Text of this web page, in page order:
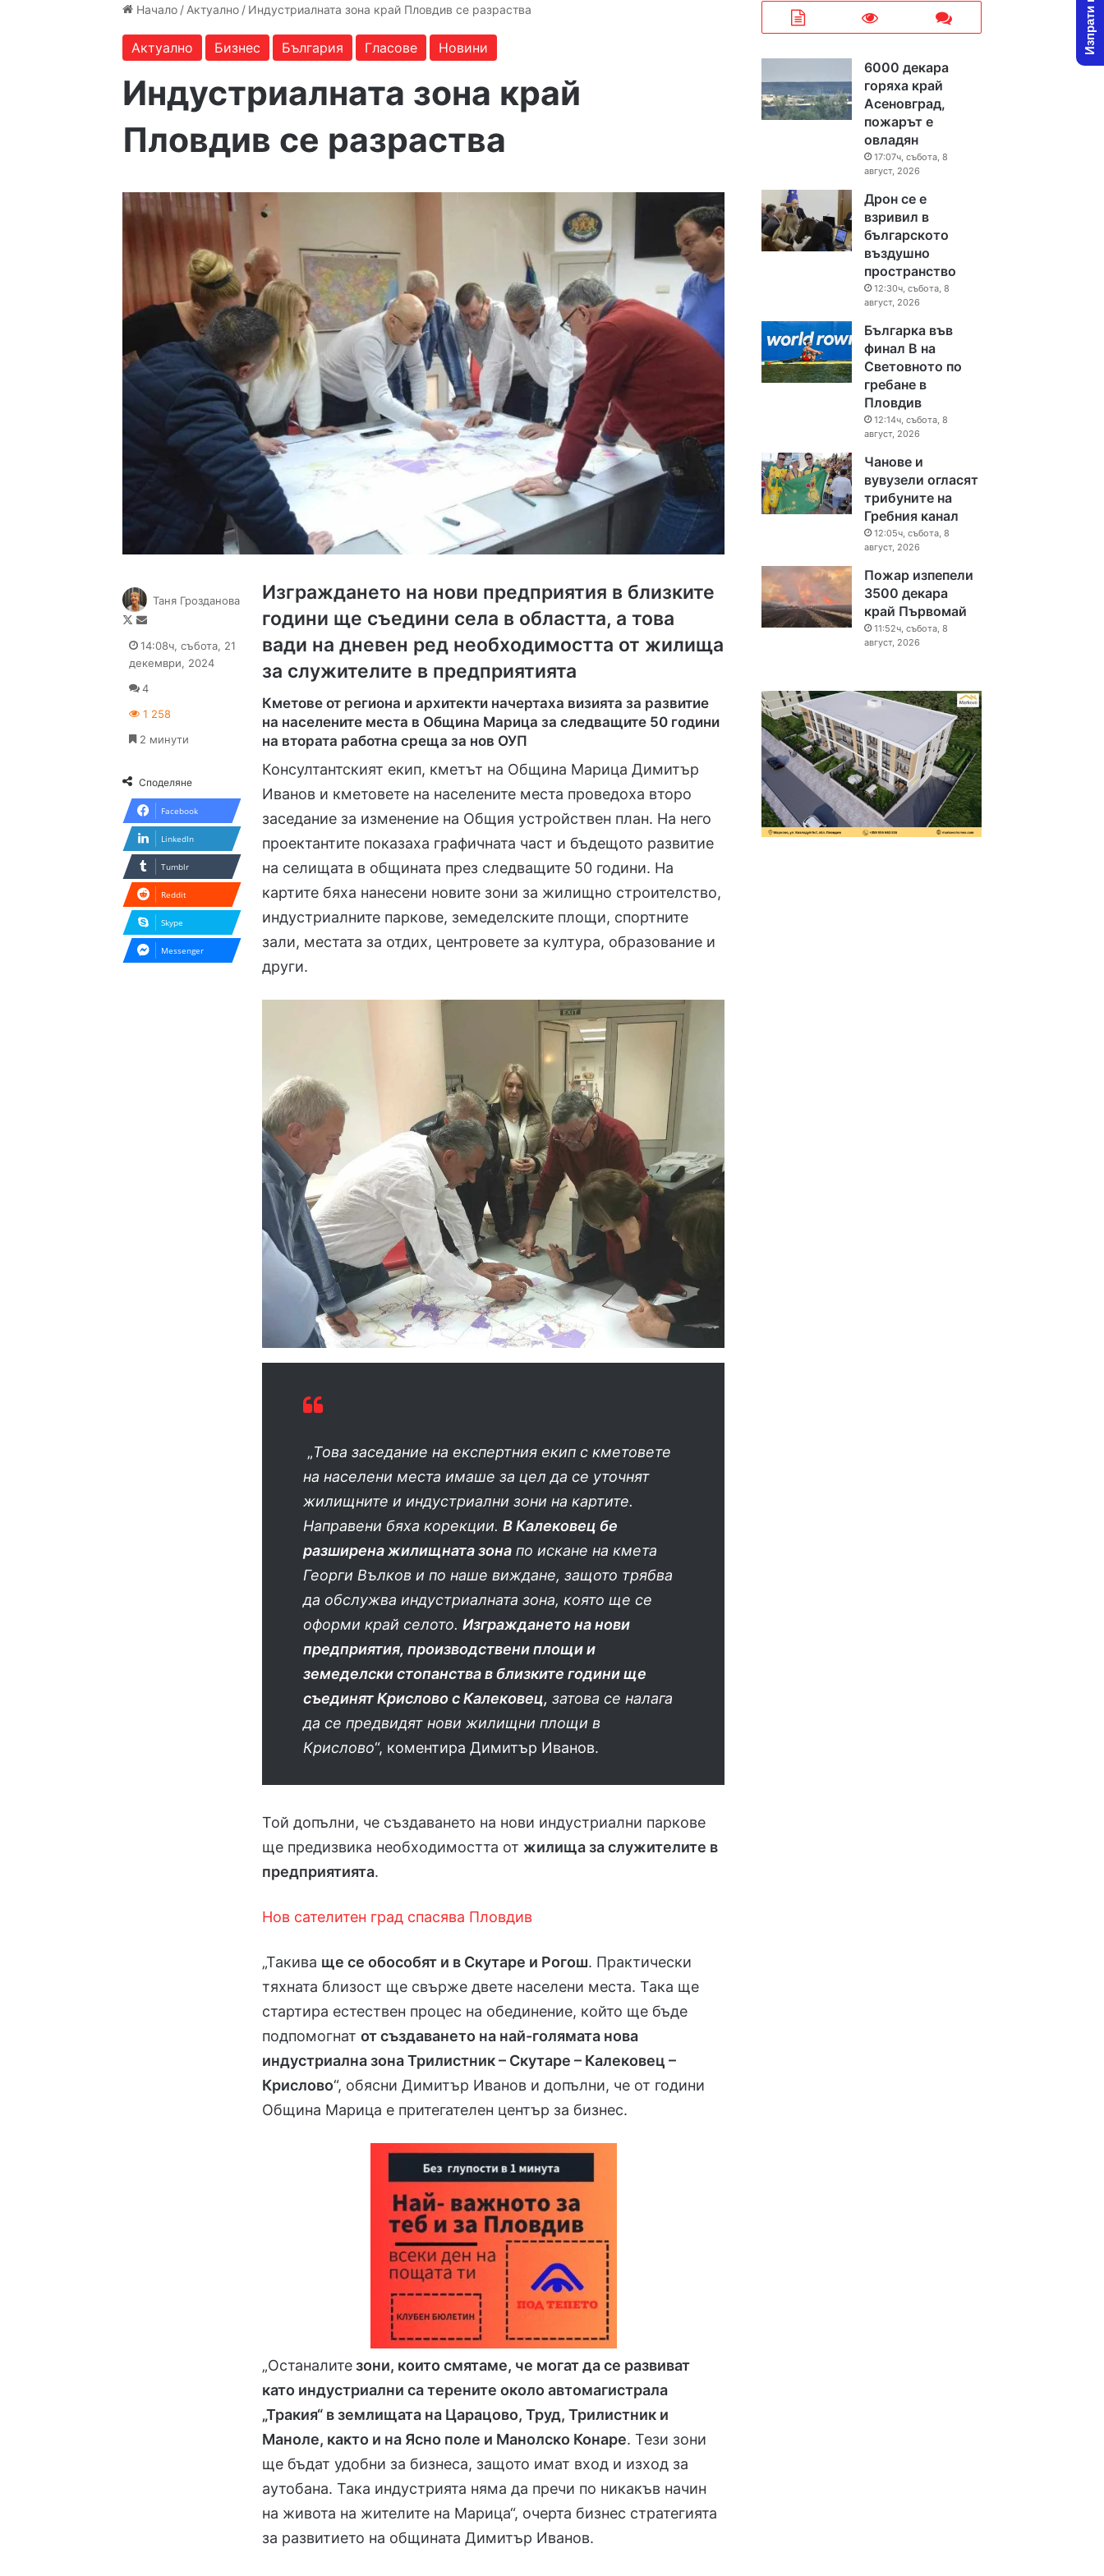
Начало / Актуално / Индустриалната зона край Пловдив се разраства
Актуално Бизнес България Гласове Новини
Индустриалната зона край
Пловдив се разраства
Изграждането на нови предприятия в близките
години ще съедини села в областта, а това
вади на дневен ред необходимостта от жилища
за служителите в предприятията
Кметове от региона и архитекти начертаха визията за развитие
на населените места в Община Марица за следващите 50 години
на втората работна среща за нов ОУП
Консултантският екип, кметът на Община Марица Димитър
Иванов и кметовете на населените места проведоха второ
заседание за изменение на Общия устройствен план. На него
проектантите показаха графичната част и бъдещото развитие
на селищата в общината през следващите 50 години. На
картите бяха нанесени новите зони за жилищно строителство,
индустриалните паркове, земеделските площи, спортните
зали, местата за отдих, центровете за култура, образование и
други.
„Това заседание на експертния екип с кметовете
на населени места имаше за цел да се уточнят
жилищните и индустриални зони на картите.
Направени бяха корекции.В Калековец бе
разширена жилищната зона по искане на кмета
Георги Вълков и по наше виждане, защото трябва
да обслужва индустриалната зона, която ще се
оформи край селото.Изграждането на нови
предприятия, производствени площи и
земеделски стопанства в близките години ще
съединят Крислово с Калековец, затова се налага
да се предвидят нови жилищни площи в
Крислово“, коментира Димитър Иванов.
Той допълни, че създаването на нови индустриални паркове
ще предизвика необходимостта отжилища за служителите в
предприятията.
Нов сателитен град спасява Пловдив
„Такива ще се обособят и в Скутаре и Рогош. Практически
тяхната близост ще свърже двете населени места. Така ще
стартира естествен процес на обединение, който ще бъде
подпомогнатот създаването на най-голямата нова
индустриална зона Трилистник – Скутаре – Калековец –
Крислово“, обясни Димитър Иванов и допълни, че от години
Община Марица е притегателен център за бизнес.
„Останалитезони, които смятаме, че могат да се развиват
като индустриални са терените около автомагистрала
„Тракия“ в землищата на Царацово, Труд, Трилистник и
Маноле, както и на Ясно поле и Манолско Конаре. Тези зони
ще бъдат удобни за бизнеса, защото имат вход и изход за
аутобана. Така индустрията няма да пречи по никакъв начин
на живота на жителите на Марица“, очерта бизнес стратегията
за развитието на общината Димитър Иванов.
Таня Грозданова
Follow
Send
email
14:08ч, събота, 21
декември, 2024
4
1 258
2 минути
Споделяне
Facebook
LinkedIn
Tumblr
Reddit
Skype
Messenger
6000 декара
горяха край
Асеновград,
пожарът е
овладян
17:07ч, събота, 8
август, 2026
Дрон се е
взривил в
българското
въздушно
пространство
12:30ч, събота, 8
август, 2026
Българка във
финал B на
Световното по
гребане в
Пловдив
12:14ч, събота, 8
август, 2026
Чанове и
вувузели огласят
трибуните на
Гребния канал
12:05ч, събота, 8
август, 2026
Пожар изпепели
3500 декара
край Първомай
11:52ч, събота, 8
август, 2026